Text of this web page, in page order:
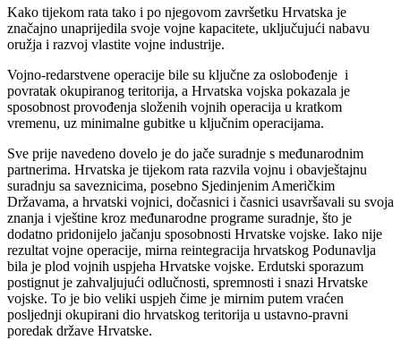
Kako tijekom rata tako i po njegovom završetku Hrvatska je
značajno unaprijedila svoje vojne kapacitete, uključujući nabavu
oružja i razvoj vlastite vojne industrije.
Vojno-redarstvene operacije bile su ključne za oslobođenje i
povratak okupiranog teritorija, a Hrvatska vojska pokazala je
sposobnost provođenja složenih vojnih operacija u kratkom
vremenu, uz minimalne gubitke u ključnim operacijama.
Sve prije navedeno dovelo je do jače suradnje s međunarodnim
partnerima. Hrvatska je tijekom rata razvila vojnu i obavještajnu
suradnju sa saveznicima, posebno Sjedinjenim Američkim
Državama, a hrvatski vojnici, dočasnici i časnici usavršavali su svoja
znanja i vještine kroz međunarodne programe suradnje, što je
dodatno pridonijelo jačanju sposobnosti Hrvatske vojske. Iako nije
rezultat vojne operacije, mirna reintegracija hrvatskog Podunavlja
bila je plod vojnih uspjeha Hrvatske vojske. Erdutski sporazum
postignut je zahvaljujući odlučnosti, spremnosti i snazi Hrvatske
vojske. To je bio veliki uspjeh čime je mirnim putem vraćen
posljednji okupirani dio hrvatskog teritorija u ustavno-pravni
poredak države Hrvatske.